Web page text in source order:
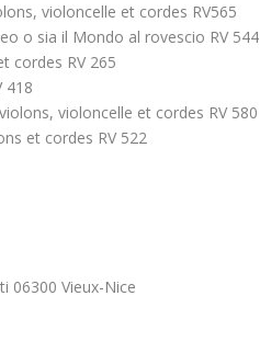
violoncelle et cordes RV565
o sia il Mondo al rovescio RV 544
cordes RV 265
418
violoncelle et cordes RV 580
et cordes RV 522
06300 Vieux-Nice